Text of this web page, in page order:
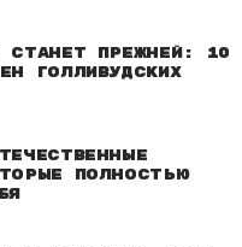
станет прежней: 10
голливудских
полностью